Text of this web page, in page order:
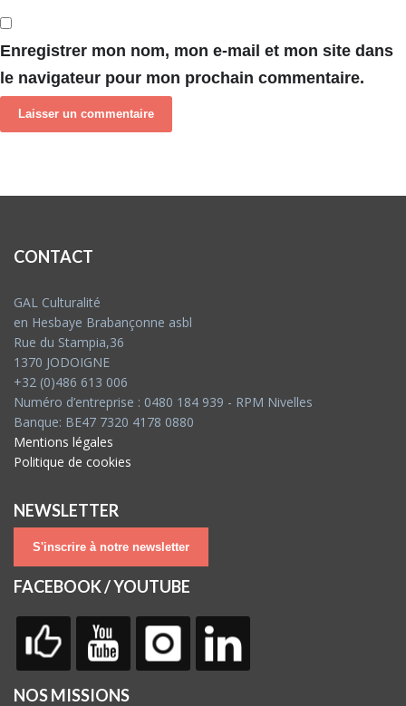
Enregistrer mon nom, mon e-mail et mon site dans
le navigateur pour mon prochain commentaire.
CONTACT
GAL Culturalité
en Hesbaye Brabançonne asbl
Rue du Stampia,36
1370 JODOIGNE
+32 (0)486 613 006
Numéro d’entreprise : 0480 184 939 - RPM Nivelles
Banque: BE47 7320 4178 0880
Mentions légales
Politique de cookies
NEWSLETTER
S'inscrire à notre newsletter
FACEBOOK / YOUTUBE
NOS MISSIONS